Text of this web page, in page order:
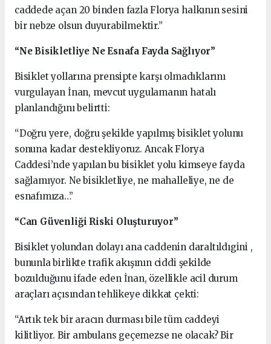
caddede açan 20 binden fazla Florya halkının sesini
bir nebze olsun duyurabilmektir.”
“Ne Bisikletliye Ne Esnafa Fayda Sağlıyor”
Bisiklet yollarına prensipte karşı olmadıklarını
vurgulayan İnan, mevcut uygulamanın hatalı
planlandığını belirtti:
“Doğru yere, doğru şekilde yapılmış bisiklet yolunu
sonuna kadar destekliyoruz. Ancak Florya
Caddesi’nde yapılan bu bisiklet yolu kimseye fayda
sağlamıyor. Ne bisikletliye, ne mahalleliye, ne de
esnafımıza…”
“Can Güvenliği Riski Oluşturuyor”
Bisiklet yolundan dolayı ana caddenin daraltıldıgini ,
bununla birlikte trafik akışının ciddi şekilde
bozulduğunu ifade eden İnan, özellikle acil durum
araçları açısından tehlikeye dikkat çekti:
“Artık tek bir aracın durması bile tüm caddeyi
kilitliyor. Bir ambulans geçemezse ne olacak? Bir